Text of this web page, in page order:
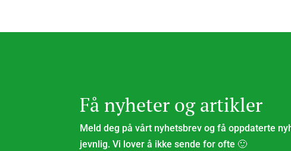
Få nyheter og artikler
Meld deg på vårt nyhetsbrev og få oppdaterte
jevnlig. Vi lover å ikke sende for ofte 🙂